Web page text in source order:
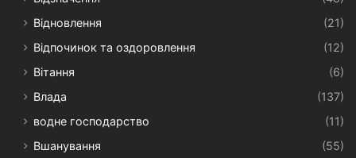
Відновлення
(21)
Відпочинок та оздоровлення
(12)
Вітання
(6)
Влада
(137)
водне господарство
(11)
Вшанування
(55)